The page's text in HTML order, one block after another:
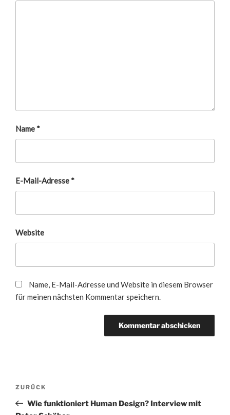
Name*
E-Mail-Adresse*
Website
Name, E-Mail-Adresse und Website in diesem Browser
für meinen nächsten Kommentar speichern.
Beitragsnavigation
Vorheriger
Beitrag
ZURÜCK
Wie funktioniert Human Design? Interview mit